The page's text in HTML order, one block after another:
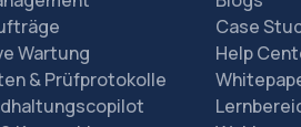
Wartung
& Prüfprotokolle
Case
Help